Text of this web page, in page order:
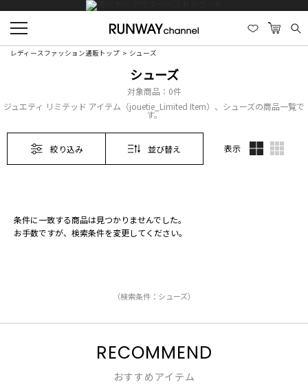
レディースファッション通販トップ シューズ
シューズ
対象商品： 0件
ジュエティ リミテッド アイテム（jouetie_Limited Item）、シューズの商品一覧で
す。
絞り込み 並び替え 表示
条件に一致する商品は見つかりませんでした。
お手数ですが、検索条件を変更してください。
（検索条件：シューズ）
RECOMMEND
おすすめアイテム